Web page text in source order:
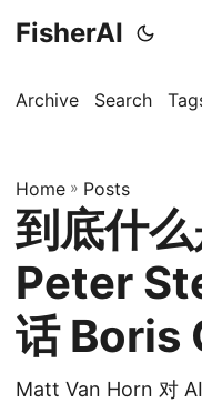
FisherAI
Archive Search
Home » Posts
到底什么
Peter
话 Boris
Matt Van Horn 对